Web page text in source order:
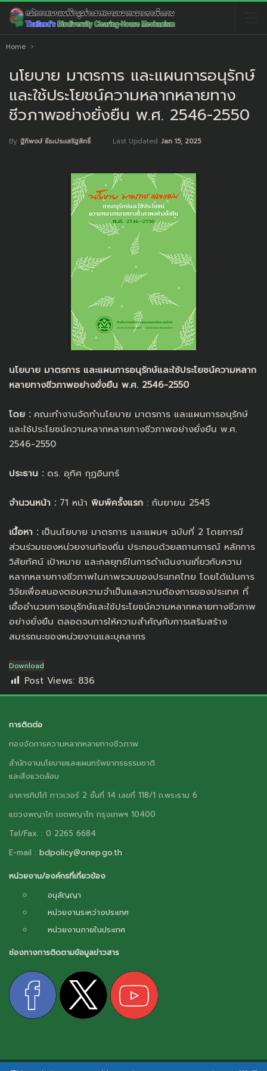
Home
นโยบาย มาตรการ และแผนการอนุรักษ์
และใช้ประโยชน์ความหลากหลายทาง
ชีวภาพอย่างยั่งยืน พ.ศ. 2546-2550
By ฐิทิพงษ์ ธีระประเสริฐสิทธิ์ Last Updated Jan 15, 2025
นโยบาย มาตรการ และแผนการอนุรักษ์และใช้ประโยชน์ความหลาก
หลายทางชีวภาพอย่างยั่งยืน พ.ศ. 2546-2550
โดย : คณะทำงานจัดทำนโยบาย มาตรการ และแผนการอนุรักษ์
และใช้ประโยชน์ความหลากหลายทางชีวภาพอย่างยั่งยืน พ.ศ.
2546-2550
ประธาน : ดร. อุทิศ กุฏอินทร์
จำนวนหน้า : 71 หน้า พิมพ์ครั้งแรก : กันยายน 2545
เนื้อหา : เป็นนโยบาย มาตรการ และแผนฯ ฉบับที่ 2 โดยการมี
ส่วนร่วมของหน่วยงานท้องถิ่น ประกอบด้วยสถานการณ์ หลักการ
วิสัยทัศน์ เป้าหมาย และกลยุทธ์ในการดำเนินงานเกี่ยวกับความ
หลากหลายทางชีวภาพในภาพรวมของประเทศไทย โดยได้เน้นการ
วิจัยเพื่อสนองตอบความจำเป็นและความต้องการของประเทศ ที่
เอื้ออำนวยการอนุรักษ์และใช้ประโยชน์ความหลากหลายทางชีวภาพ
อย่างยั่งยืน ตลอดจนการให้ความสำคัญกับการเสริมสร้าง
สมรรถนะของหน่วยงานและบุคลากร
Download
Post Views: 836
การติดต่อ
กองจัดการความหลากหลายทางชีวภาพ
สำนักงานนโยบายและแผนทรัพยากรธรรมชาติ
และสิ่งแวดล้อม
อาคารทิปโก้ ทาวเวอร์ 2 ชั้นที่ 14 เลขที่ 118/1 ถ.พระราม 6
แขวงพญาไท เขตพญาไท กรุงเทพฯ 10400
Tel/Fax. : 0 2265 6684
E-mail : bdpolicy@onep.go.th
หน่วยงาน/องค์กรที่เกี่ยวข้อง
อนุสัญญา
หน่วยงานระหว่างประเทศ
หน่วยงานภายในประเทศ
ช่องทางการติดตามข้อมูลข่าวสาร